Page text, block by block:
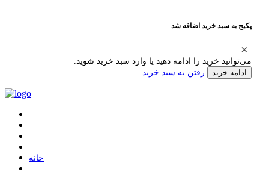
پکیج به سبد خرید اضافه شد
می‌توانید خرید را ادامه دهید یا وارد سبد خرید شوید.
ادامه خرید رفتن به سبد خرید
ﺧﺎﻧﻪ